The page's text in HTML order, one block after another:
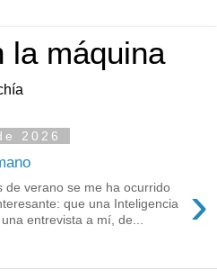
la máquina
2026
›
verano se me ha ocurrido
que una Inteligencia
entrevista a mí, de...